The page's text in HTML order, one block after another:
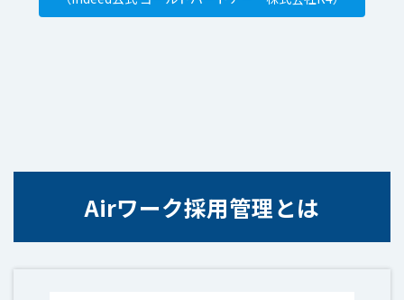
Airワーク採用管理とは